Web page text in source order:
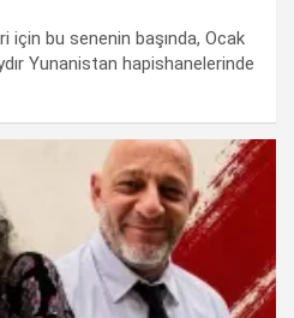
için bu senenin başında, Ocak
Yunanistan hapishanelerinde